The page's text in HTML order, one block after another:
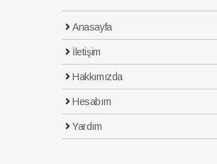
Anasayfa
İletişim
Hakkımızda
Hesabım
Yardım